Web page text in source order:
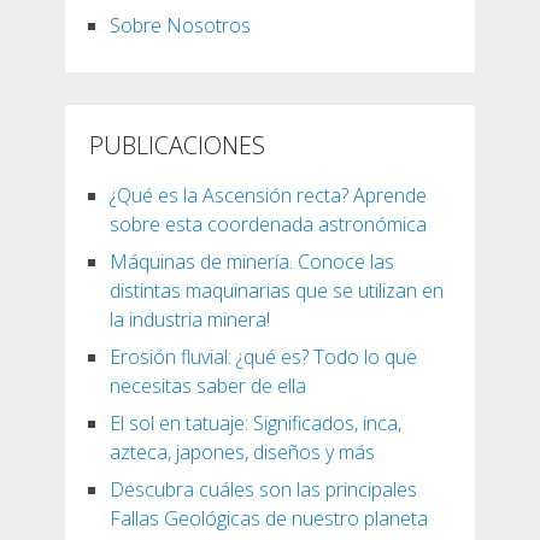
Sobre Nosotros
PUBLICACIONES
¿Qué es la Ascensión recta? Aprende
sobre esta coordenada astronómica
Máquinas de minería. Conoce las
distintas maquinarias que se utilizan en
la industria minera!
Erosión fluvial: ¿qué es? Todo lo que
necesitas saber de ella
El sol en tatuaje: Significados, inca,
azteca, japones, diseños y más
Descubra cuáles son las principales
Fallas Geológicas de nuestro planeta